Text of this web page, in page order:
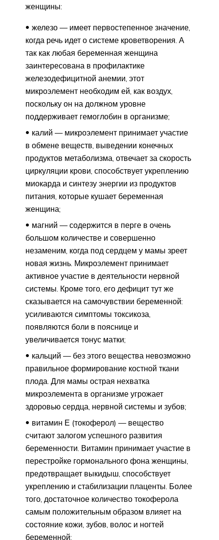
женщины:
железо — имеет первостепенное значение,
когда речь идет о системе кроветворения. А
так как любая беременная женщина
заинтересована в профилактике
железодефицитной анемии, этот
микроэлемент необходим ей, как воздух,
поскольку он на должном уровне
поддерживает гемоглобин в организме;
калий — микроэлемент принимает участие
в обмене веществ, выведении конечных
продуктов метаболизма, отвечает за скорость
циркуляции крови, способствует укреплению
миокарда и синтезу энергии из продуктов
питания, которые кушает беременная
женщина;
магний — содержится в перге в очень
большом количестве и совершенно
незаменим, когда под сердцем у мамы зреет
новая жизнь. Микроэлемент принимает
активное участие в деятельности нервной
системы. Кроме того, его дефицит тут же
сказывается на самочувствии беременной:
усиливаются симптомы токсикоза,
появляются боли в пояснице и
увеличивается тонус матки;
кальций — без этого вещества невозможно
правильное формирование костной ткани
плода. Для мамы острая нехватка
микроэлемента в организме угрожает
здоровью сердца, нервной системы и зубов;
витамин Е (токоферол) — вещество
считают залогом успешного развития
беременности. Витамин принимает участие в
перестройке гормонального фона женщины,
предотвращает выкидыш, способствует
укреплению и стабилизации плаценты. Более
того, достаточное количество токоферола
самым положительным образом влияет на
состояние кожи, зубов, волос и ногтей
беременной;